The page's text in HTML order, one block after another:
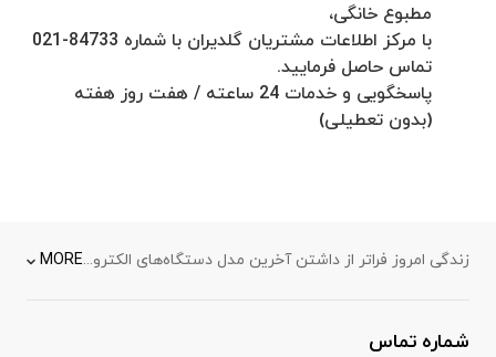
مطبوع خانگی،
با مرکز اطلاعات مشتریان گلدیران با شماره 84733-021
تماس حاصل فرمایید.
پاسخگویی و خدمات 24 ساعته / هفت روز هفته
(بدون تعطیلی)
زندگی امروز فراتر از داشتن آخرین مدل دستگاه‌های الکترونیکی است، زندگی تجربه‌ای‌ است از لمس فناوری‌ها در زمینه‌های گوناگون، از تجربه کار باMORE
شماره تماس